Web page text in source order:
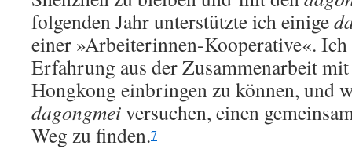
folgenden Jahr unterstützte ich einige
einer »Arbeiterinnen-Kooperative«.
Erfahrung aus der Zusammenarbeit
Hongkong einbringen zu können, und
dagongmeiversuchen, einen
Weg zu finden.7